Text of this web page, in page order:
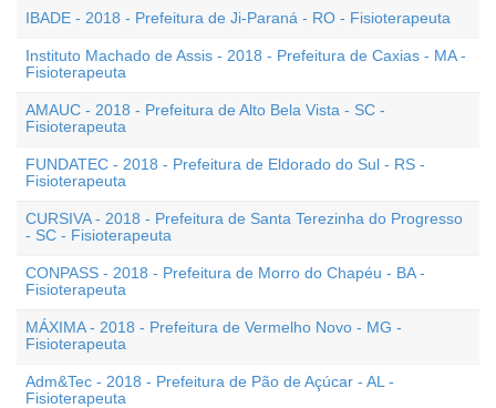
IBADE - 2018 - Prefeitura de Ji-Paraná - RO - Fisioterapeuta
Instituto Machado de Assis - 2018 - Prefeitura de Caxias - MA -
Fisioterapeuta
AMAUC - 2018 - Prefeitura de Alto Bela Vista - SC -
Fisioterapeuta
FUNDATEC - 2018 - Prefeitura de Eldorado do Sul - RS -
Fisioterapeuta
CURSIVA - 2018 - Prefeitura de Santa Terezinha do Progresso
- SC - Fisioterapeuta
CONPASS - 2018 - Prefeitura de Morro do Chapéu - BA -
Fisioterapeuta
MÁXIMA - 2018 - Prefeitura de Vermelho Novo - MG -
Fisioterapeuta
Adm&Tec - 2018 - Prefeitura de Pão de Açúcar - AL -
Fisioterapeuta